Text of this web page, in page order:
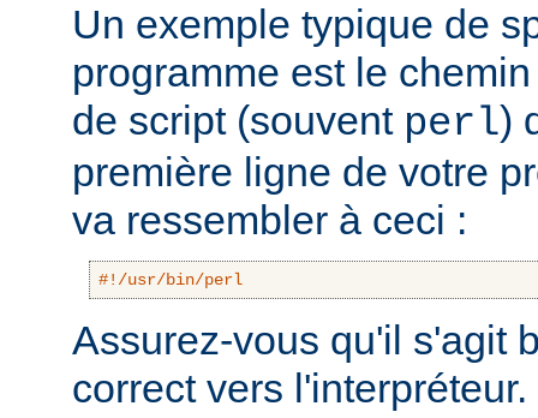
Un exemple typique de
programme est le
de script (souvent perl)
première ligne de votre
va ressembler à ceci :
#!/usr/bin/perl
Assurez-vous qu'il s'agit
correct vers l'interpréteur.